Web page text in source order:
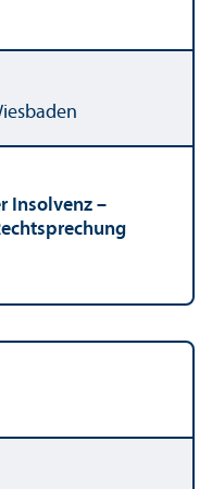
Insolvenz –